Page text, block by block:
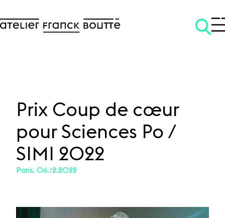
SKIP TO CONTENT
Prix Coup de cœur
pour Sciences Po /
SIMI 2022
Paris, 06.12.2022